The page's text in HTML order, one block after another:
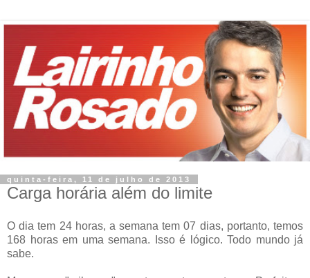
quinta-feira, 11 de julho de 2013
Carga horária além do limite
O dia tem 24 horas, a semana tem 07 dias, portanto, temos
168 horas em uma semana. Isso é lógico. Todo mundo já
sabe.